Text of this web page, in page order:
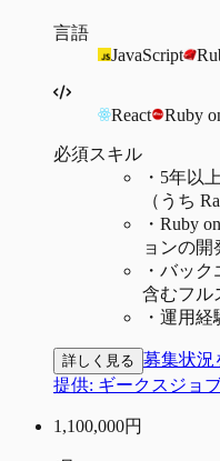
言語
JavaScript
React Ruby
必須スキル
・ 5年以
（うち
・ Ruby
ョンの開
・ バック
含むフル
・ 運用経
詳しく見る 募集状況
提供: ギークスジョ
1,100,000円